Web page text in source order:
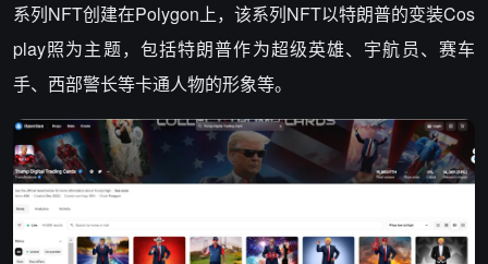
系列NFT创建在Polygon上，该系列NFT以特朗普的变装Cos
play照为主题，包括特朗普作为超级英雄、宇航员、赛车
手、西部警长等卡通人物的形象等。